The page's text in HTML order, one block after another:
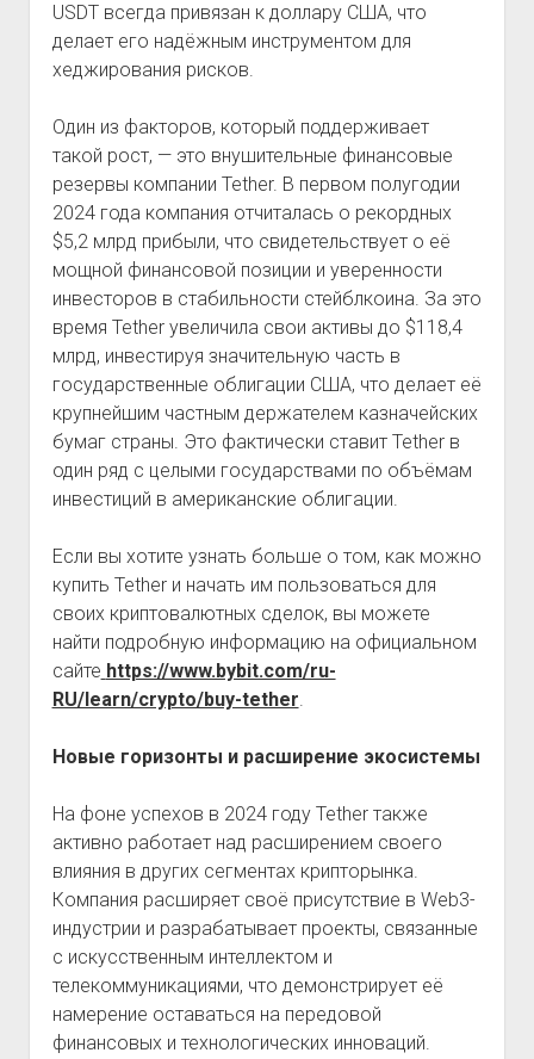
USDT всегда привязан к доллару США, что
делает его надёжным инструментом для
хеджирования рисков.
Один из факторов, который поддерживает
такой рост, — это внушительные финансовые
резервы компании Tether. В первом полугодии
2024 года компания отчиталась о рекордных
$5,2 млрд прибыли, что свидетельствует о её
мощной финансовой позиции и уверенности
инвесторов в стабильности стейблкоина. За это
время Tether увеличила свои активы до $118,4
млрд, инвестируя значительную часть в
государственные облигации США, что делает её
крупнейшим частным держателем казначейских
бумаг страны. Это фактически ставит Tether в
один ряд с целыми государствами по объёмам
инвестиций в американские облигации​.
Если вы хотите узнать больше о том, как можно
купить Tether и начать им пользоваться для
своих криптовалютных сделок, вы можете
найти подробную информацию на официальном
сайте https://www.bybit.com/ru-
RU/learn/crypto/buy-tether.
Новые горизонты и расширение экосистемы
На фоне успехов в 2024 году Tether также
активно работает над расширением своего
влияния в других сегментах крипторынка.
Компания расширяет своё присутствие в Web3-
индустрии и разрабатывает проекты, связанные
с искусственным интеллектом и
телекоммуникациями, что демонстрирует её
намерение оставаться на передовой
финансовых и технологических инноваций.